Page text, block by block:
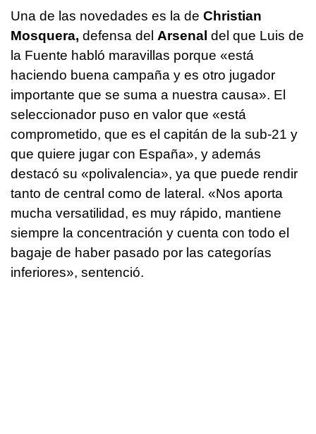
Una de las novedades es la de Christian
Mosquera, defensa del Arsenal del que Luis de
la Fuente habló maravillas porque «está
haciendo buena campaña y es otro jugador
importante que se suma a nuestra causa». El
seleccionador puso en valor que «está
comprometido, que es el capitán de la sub-21 y
que quiere jugar con España», y además
destacó su «polivalencia», ya que puede rendir
tanto de central como de lateral. «Nos aporta
mucha versatilidad, es muy rápido, mantiene
siempre la concentración y cuenta con todo el
bagaje de haber pasado por las categorías
inferiores», sentenció.